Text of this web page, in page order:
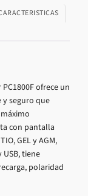
ofrece un
y seguro que
con pantalla
GEL y AGM,
tiene
polaridad